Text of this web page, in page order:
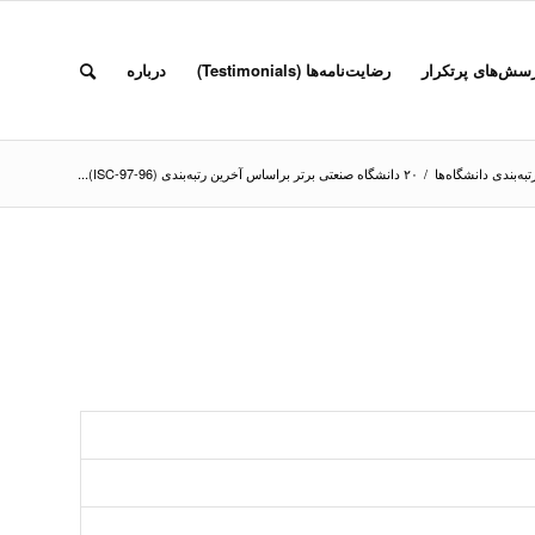
پرتکرار رضایت‌نامه‌ها (Testimonials) درباره
دانشگاه‌ها / ۲۰ دانشگاه‌ صنعتی برتر بر‌اساس آخرین رتبه‌بندی (96-97-ISC)...